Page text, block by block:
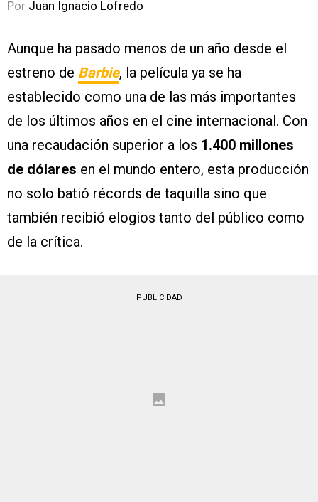
Por Juan Ignacio Lofredo
Aunque ha pasado menos de un año desde el
estreno de Barbie, la película ya se ha
establecido como una de las más importantes
de los últimos años en el cine internacional. Con
una recaudación superior a los 1.400 millones
de dólares en el mundo entero, esta producción
no solo batió récords de taquilla sino que
también recibió elogios tanto del público como
de la crítica.
PUBLICIDAD